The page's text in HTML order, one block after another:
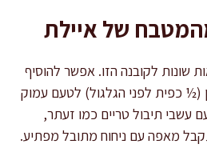
של איילת
שונות לקובנה הזו. אפשר להוסיף
(½ כפית לפני הגלגול) לטעם עמוק
עשבי תיבול טריים כמו זעתר,
מאפה עם ניחוח מתובל מפתיע.